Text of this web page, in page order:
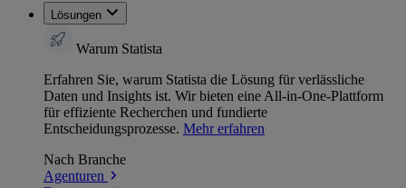
Lösungen
Warum Statista
Erfahren Sie, warum Statista die Lösung für verlässliche
Daten und Insights ist. Wir bieten eine All-in-One-Plattform
für effiziente Recherchen und fundierte
Entscheidungsprozesse. Mehr erfahren
Nach Branche
Agenturen